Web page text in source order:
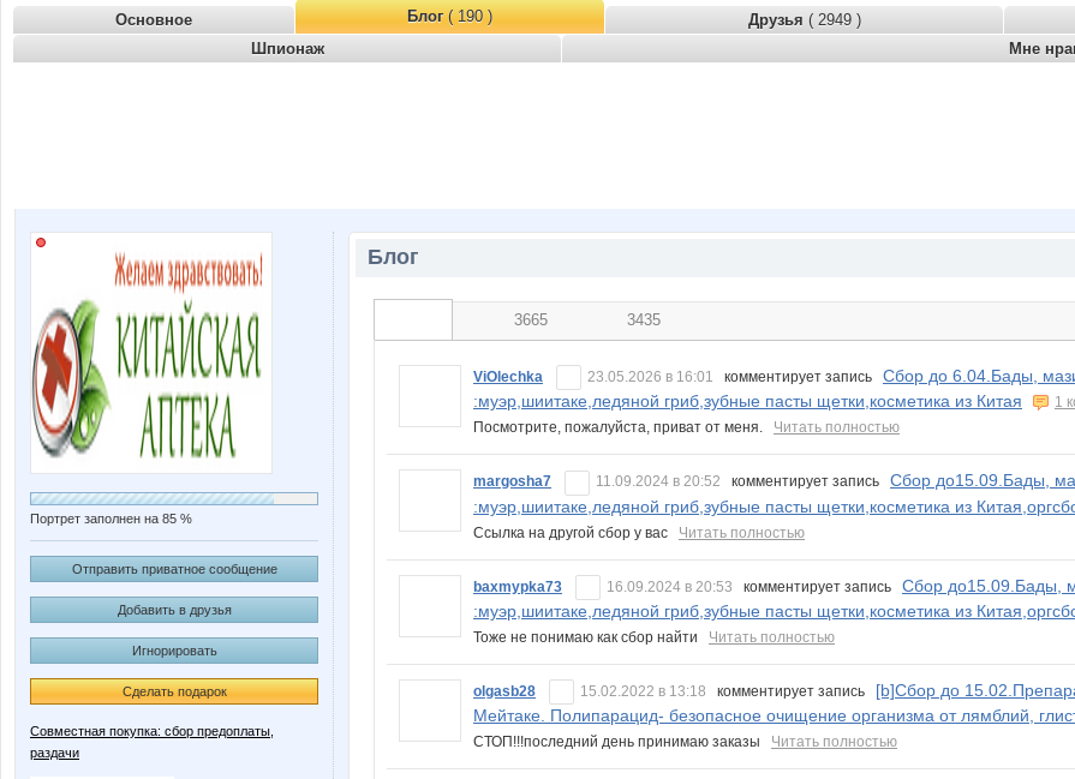
Основное Блог( 190 ) Друзья ( 2949 )
Шпионаж
Мне
Портрет заполнен на 85 %
Отправить приватное сообщение
Добавить в друзья
Игнорировать
Сделать подарок
Совместная покупка: сбор предоплаты,
раздачи
Блог
3665 3435
ViOlechka 23.05.2026 в 16:01 комментирует запись Сбор до 6.04.Бады,
:муэр,шиитаке,ледяной гриб,зубные пасты щетки,косметика из Китая
1
Посмотрите, пожалуйста, приват от меня. Читать полностью
margosha7 11.09.2024 в 20:52 комментирует запись Сбор до15.09.Бады,
:муэр,шиитаке,ледяной гриб,зубные пасты щетки,косметика из
Ссылка на другой сбор у вас Читать полностью
baxmypka73 16.09.2024 в 20:53 комментирует запись Сбор до15.09.Бады,
:муэр,шиитаке,ледяной гриб,зубные пасты щетки,косметика из
Тоже не понимаю как сбор найти Читать полностью
olgasb28 15.02.2022 в 13:18 комментирует запись [b]Сбор до
Мейтаке. Полипарацид- безопасное очищение организма от лямблий,
СТОП!!!последний день принимаю заказы Читать полностью